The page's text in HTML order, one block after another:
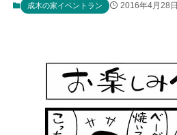
成木の家イベントラン 2016年4月28日